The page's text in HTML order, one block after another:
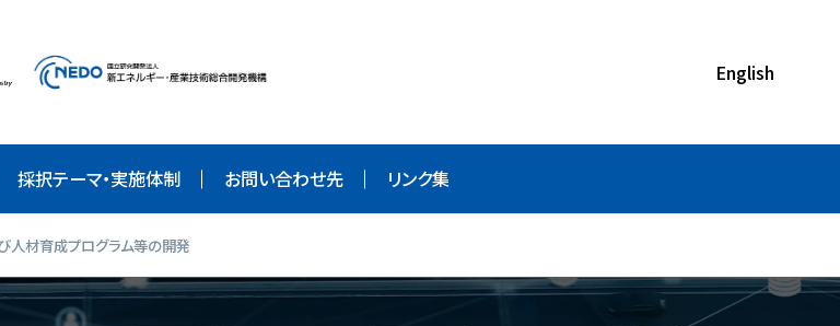
English
採択テーマ・実施体制 お問い合わせ先 リンク集
プログラム概要
採択テーマ・実施体制
お問い合わせ先
人材育成プログラム等の開発